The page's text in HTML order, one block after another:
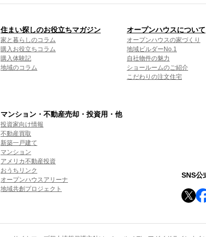
住まい探しのお役立ちマガジン
家と暮らしのコラム
購入お役立ちコラム
購入体験記
地域のコラム
オープンハウスについて
オープンハウスの家づくり
地域ビルダーNo.1
自社物件の魅力
ショールームのご紹介
こだわりの注文住宅
マンション・不動産売却・投資用・他
投資家向け情報
不動産買取
新築一戸建て
マンション
アメリカ不動産投資
おうちリンク
オープンハウスアリーナ
地域共創プロジェクト
SNS公